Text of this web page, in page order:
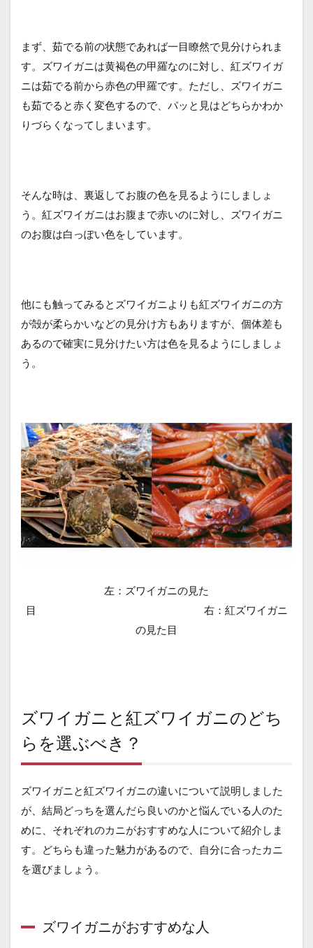
まず、茹でる前の状態であれば一目瞭然で見分けられま
す。ズワイガニは黄褐色の甲羅なのに対し、紅ズワイガ
ニは茹でる前から赤色の甲羅です。ただし、ズワイガニ
も茹でると赤く変色するので、パッと見はどちらかわか
りづらくなってしまいます。
そんな時は、裏返してお腹の色を見るようにしましょ
う。紅ズワイガニはお腹まで赤いのに対し、ズワイガニ
のお腹は白っぽい色をしています。
他にも触ってみるとズワイガニよりも紅ズワイガニの方
が殻が柔らかいなどの見分け方もありますが、個体差も
あるので確実に見分けたい方は色を見るようにしましょ
う。
左：ズワイガニの見た
目 右：紅ズワイガニ
の見た目
ズワイガニと紅ズワイガニのどち
らを選ぶべき？
ズワイガニと紅ズワイガニの違いについて説明しました
が、結局どっちを選んだら良いのかと悩んでいる人のた
めに、それぞれのカニがおすすめな人について紹介しま
す。どちらも違った魅力があるので、自分に合ったカニ
を選びましょう。
ズワイガニがおすすめな人